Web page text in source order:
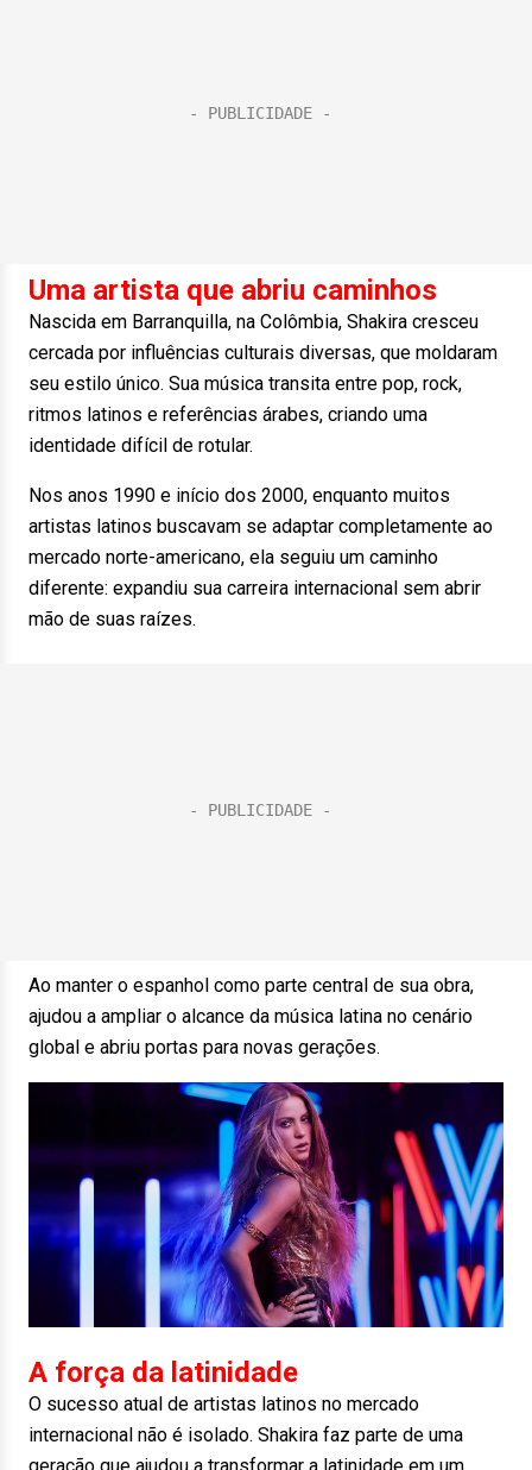
Uma artista que abriu caminhos
Nascida em Barranquilla, na Colômbia, Shakira cresceu
cercada por influências culturais diversas, que moldaram
seu estilo único. Sua música transita entre pop, rock,
ritmos latinos e referências árabes, criando uma
identidade difícil de rotular.
Nos anos 1990 e início dos 2000, enquanto muitos
artistas latinos buscavam se adaptar completamente ao
mercado norte-americano, ela seguiu um caminho
diferente: expandiu sua carreira internacional sem abrir
mão de suas raízes.
Ao manter o espanhol como parte central de sua obra,
ajudou a ampliar o alcance da música latina no cenário
global e abriu portas para novas gerações.
A força da latinidade
O sucesso atual de artistas latinos no mercado
internacional não é isolado. Shakira faz parte de uma